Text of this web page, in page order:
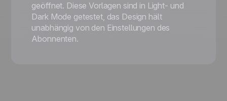
geöffnet. Diese Vorlagen sind in Light- und
Dark Mode getestet, das Design hält
unabhängig von den Einstellungen des
Abonnenten.